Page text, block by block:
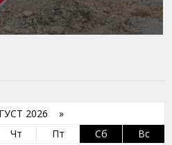
2026 »
Чт Пт Сб
Вс